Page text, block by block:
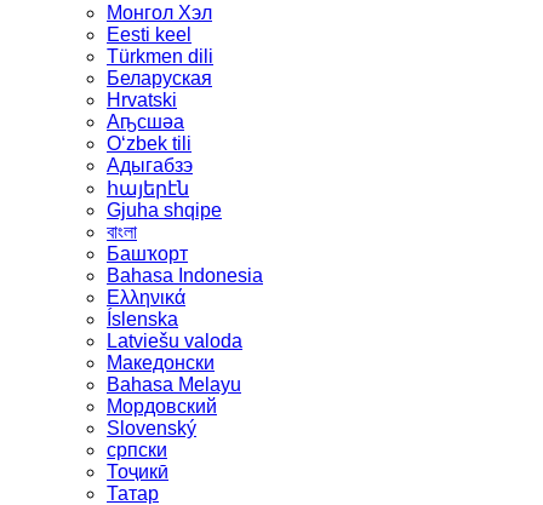
Монгол Хэл
Eesti keel
Türkmen dili
Беларуская
Hrvatski
Аҧсшәа
Oʻzbek tili
Адыгабзэ
հայերէն
Gjuha shqipe
বাংলা
Башҡорт
Bahasa Indonesia
Ελληνικά
Íslenska
Latviešu valoda
Македонски
Bahasa Melayu
Мордовский
Slovenský
српски
Тоҷикӣ
Татар